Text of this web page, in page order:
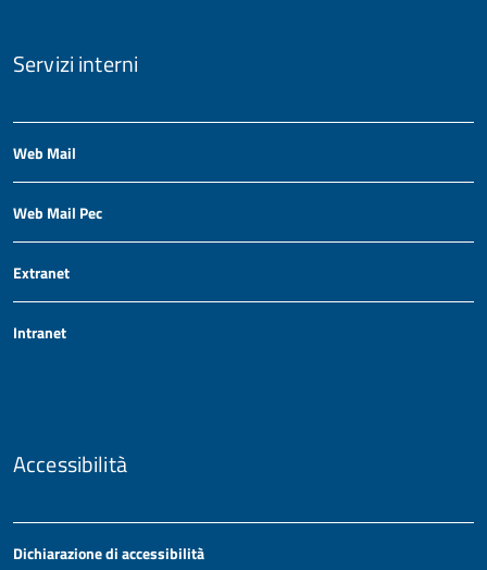
Servizi interni
Web Mail
Web Mail Pec
Extranet
Intranet
Accessibilità
Dichiarazione di accessibilità